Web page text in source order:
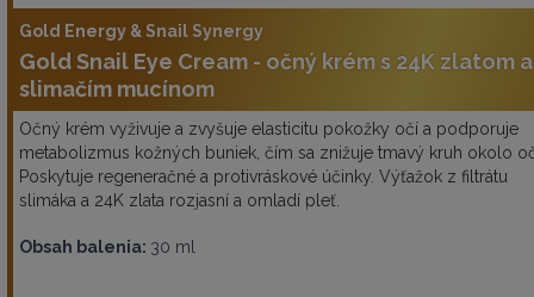
Gold Energy & Snail Synergy
Gold Snail Eye Cream - očný krém s 24K zlatom a
slimačím mucínom
Očný krém vyživuje a zvyšuje elasticitu pokožky očí a podporuje
metabolizmus kožných buniek, čím sa znižuje tmavý kruh okolo
Poskytuje regeneračné a protivráskové účinky. Výťažok z filtrátu
slimáka a 24K zlata rozjasní a omladí pleť.
Obsah balenia: 30 ml